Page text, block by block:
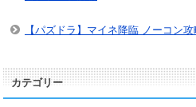
【パズドラ】マイネ降臨 ノーコン
カテゴリー